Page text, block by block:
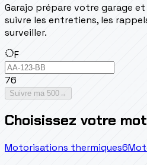
Garajo prépare votre garage
suivre les entretiens, les
surveiller.
F
76
Suivre ma 500→
Choisissez votre
Motorisations thermiques6